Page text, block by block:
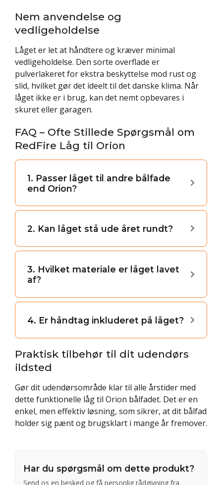
Nem anvendelse og
vedligeholdelse
Låget er let at håndtere og kræver minimal
vedligeholdelse. Den sorte overflade er
pulverlakeret for ekstra beskyttelse mod rust og
slid, hvilket gør det ideelt til det danske klima. Når
låget ikke er i brug, kan det nemt opbevares i
skuret eller garagen.
FAQ – Ofte Stillede Spørgsmål om
RedFire Låg til Orion
1. Passer låget til andre bålfade
end Orion?
2. Kan låget stå ude året rundt?
3. Hvilket materiale er låget lavet
af?
4. Er håndtag inkluderet på låget?
Praktisk tilbehør til dit udendørs
ildsted
Gør dit udendørsområde klar til alle årstider med
dette funktionelle låg til Orion bålfadet. Det er en
enkel, men effektiv løsning, som sikrer, at dit bålfad
holder sig pænt og brugsklart i mange år fremover.
Har du spørgsmål om dette produkt?
Send os en besked og få personlig rådgivning fra